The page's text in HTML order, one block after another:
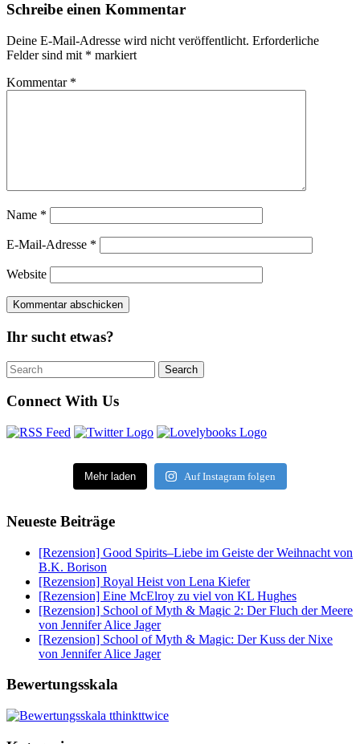
Schreibe einen Kommentar
Deine E-Mail-Adresse wird nicht veröffentlicht. Erforderliche
Felder sind mit * markiert
Kommentar *
Name *
E-Mail-Adresse *
Website
Ihr sucht etwas?
Search
for:
Search
Connect With Us
Mehr laden Auf Instagram folgen
Neueste Beiträge
[Rezension] Good Spirits–Liebe im Geiste der Weihnacht von
B.K. Borison
[Rezension] Royal Heist von Lena Kiefer
[Rezension] Eine McElroy zu viel von KL Hughes
[Rezension] School of Myth & Magic 2: Der Fluch der Meere
von Jennifer Alice Jager
[Rezension] School of Myth & Magic: Der Kuss der Nixe
von Jennifer Alice Jager
Bewertungsskala